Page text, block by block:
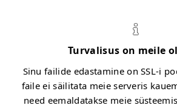
Turvalisus on meile
Sinu failide edastamine on SSL-i
faile ei säilitata meie serveris
need eemaldatakse meie